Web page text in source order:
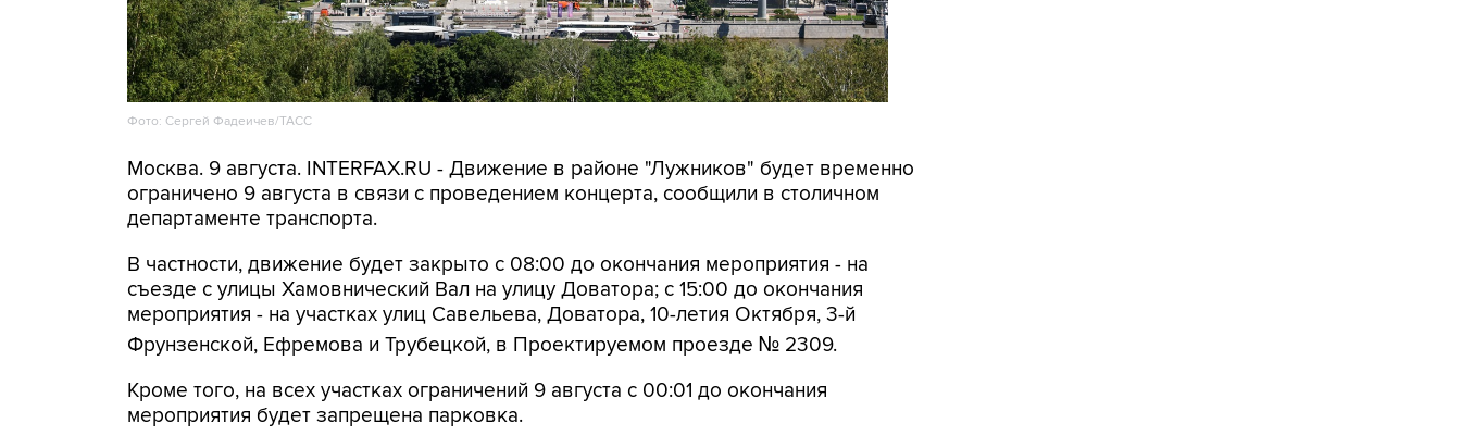
Фото: Сергей Фадеичев/ТАСС
Москва. 9 августа. INTERFAX.RU - Движение в районе "Лужников" будет временно
ограничено 9 августа в связи с проведением концерта, сообщили в столичном
департаменте транспорта.
В частности, движение будет закрыто с 08:00 до окончания мероприятия - на
съезде с улицы Хамовнический Вал на улицу Доватора; с 15:00 до окончания
мероприятия - на участках улиц Савельева, Доватора, 10-летия Октября, 3-й
Фрунзенской, Ефремова и Трубецкой, в Проектируемом проезде № 2309.
Кроме того, на всех участках ограничений 9 августа с 00:01 до окончания
мероприятия будет запрещена парковка.